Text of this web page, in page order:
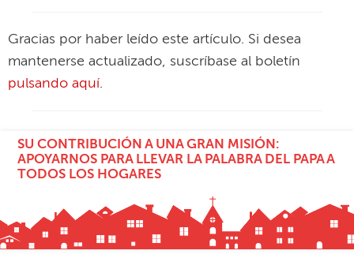
Gracias por haber leído este artículo. Si desea
mantenerse actualizado, suscríbase al boletín
pulsando aquí.
SU CONTRIBUCIÓN A UNA GRAN MISIÓN:
APOYARNOS PARA LLEVAR LA PALABRA DEL PAPA A
TODOS LOS HOGARES